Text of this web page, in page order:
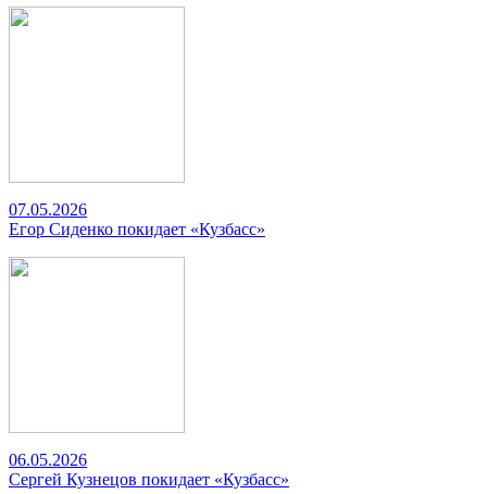
07.05.2026
Егор Сиденко покидает «Кузбасс»
06.05.2026
Сергей Кузнецов покидает «Кузбасс»